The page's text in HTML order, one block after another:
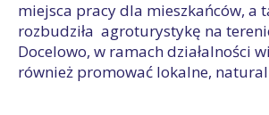
miejsca pracy dla mieszkańców, a
rozbudziła agroturystykę na
Docelowo, w ramach działalności
również promować lokalne,